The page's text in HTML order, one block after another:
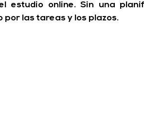
estudio online. Sin una
las tareas y los plazos.